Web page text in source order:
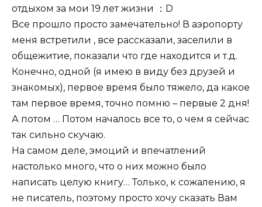
отдыхом за мои 19 лет жизни ：D
Все прошло просто замечательно! В аэропорту
меня встретили , все рассказали, заселили в
общежитие, показали что где находится и т.д.
Конечно, одной (я имею в виду без друзей и
знакомых), первое время было тяжело, да какое
там первое время, точно помню – первые 2 дня!
А потом … Потом началось все то, о чем я сейчас
так сильно скучаю.
На самом деле, эмоций и впечатлений
настолько много, что о них можно было
написать целую книгу… Только, к сожалению, я
не писатель, поэтому просто хочу сказать Вам